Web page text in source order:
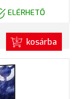
ELÉRHETŐ
kosárba